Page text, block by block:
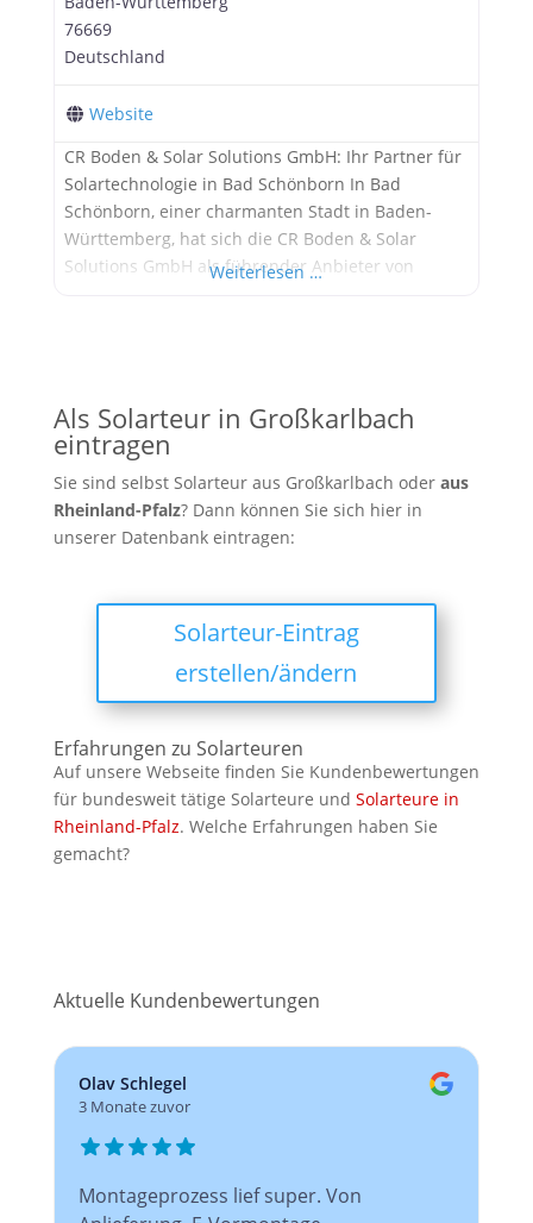
76669
Deutschland
Website
CR Boden & Solar Solutions GmbH: Ihr Partner für
Solartechnologie in Bad Schönborn In Bad
Schönborn, einer charmanten Stadt in Baden-
Württemberg, hat sich die CR Boden & Solar
Solutions GmbH als führender Anbieter von
Lösungen und exzellenten Service. Geschichte
Weiterlesen …
Als Solarteur in Großkarlbach
eintragen
Sie sind selbst Solarteur aus Großkarlbach oder aus
Rheinland-Pfalz? Dann können Sie sich hier in
unserer Datenbank eintragen:
Solarteur-Eintrag
erstellen/ändern
Erfahrungen zu Solarteuren
Auf unsere Webseite finden Sie Kundenbewertungen
für bundesweit tätige Solarteure und Solarteure in
Rheinland-Pfalz. Welche Erfahrungen haben Sie
gemacht?
Aktuelle Kundenbewertungen
Olav Schlegel
3 Monate zuvor
Montageprozess lief super. Von